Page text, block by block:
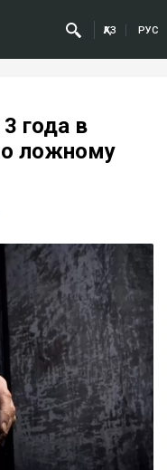
ҚАЗ РУС
года в
ложному